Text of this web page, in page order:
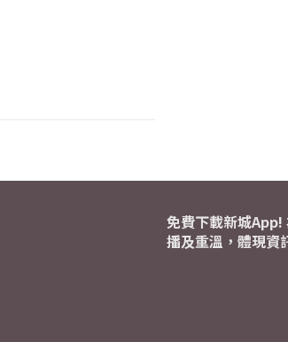
免費下載新城App!
播及重溫，體現資